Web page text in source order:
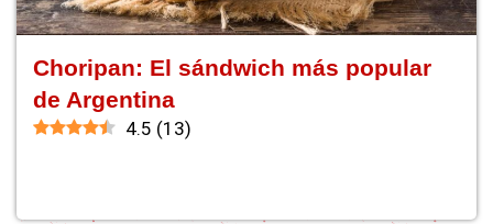
Choripan: El sándwich más popular
de Argentina
4.5 (13)